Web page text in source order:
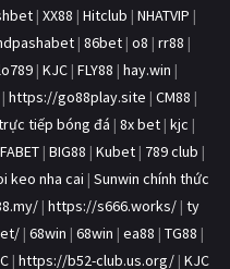
| XX88 | Hitclub | NHATVIP |
| 86bet | o8 | rr88 |
| KJC | FLY88 | hay.win |
| https://go88play.site | CM88 |
tiếp bóng đá | 8x bet | kjc |
FABET | BIG88 | Kubet | 789 club |
keo nha cai | Sunwin chính thức
| https://s666.works/ | ty
| 68win | 68win | ea88 | TG88 |
| https://b52-club.us.org/ | KJC